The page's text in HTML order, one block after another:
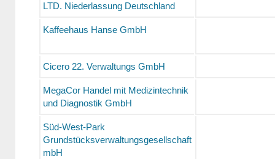
LTD. Niederlassung Deutschland
Kaffeehaus Hanse GmbH
Cicero 22. Verwaltungs GmbH
MegaCor Handel mit Medizintechnik
und Diagnostik GmbH
Süd-West-Park
Grundstücksverwaltungsgesellschaft
mbH